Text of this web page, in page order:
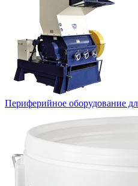
Периферийное оборудование